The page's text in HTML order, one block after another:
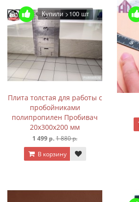
Купили >100 шт
Плита толстая для работы с
пробойниками
полипропилен Пробивач
20х300х200 мм
1 499 р.1 880 р.
В корзину